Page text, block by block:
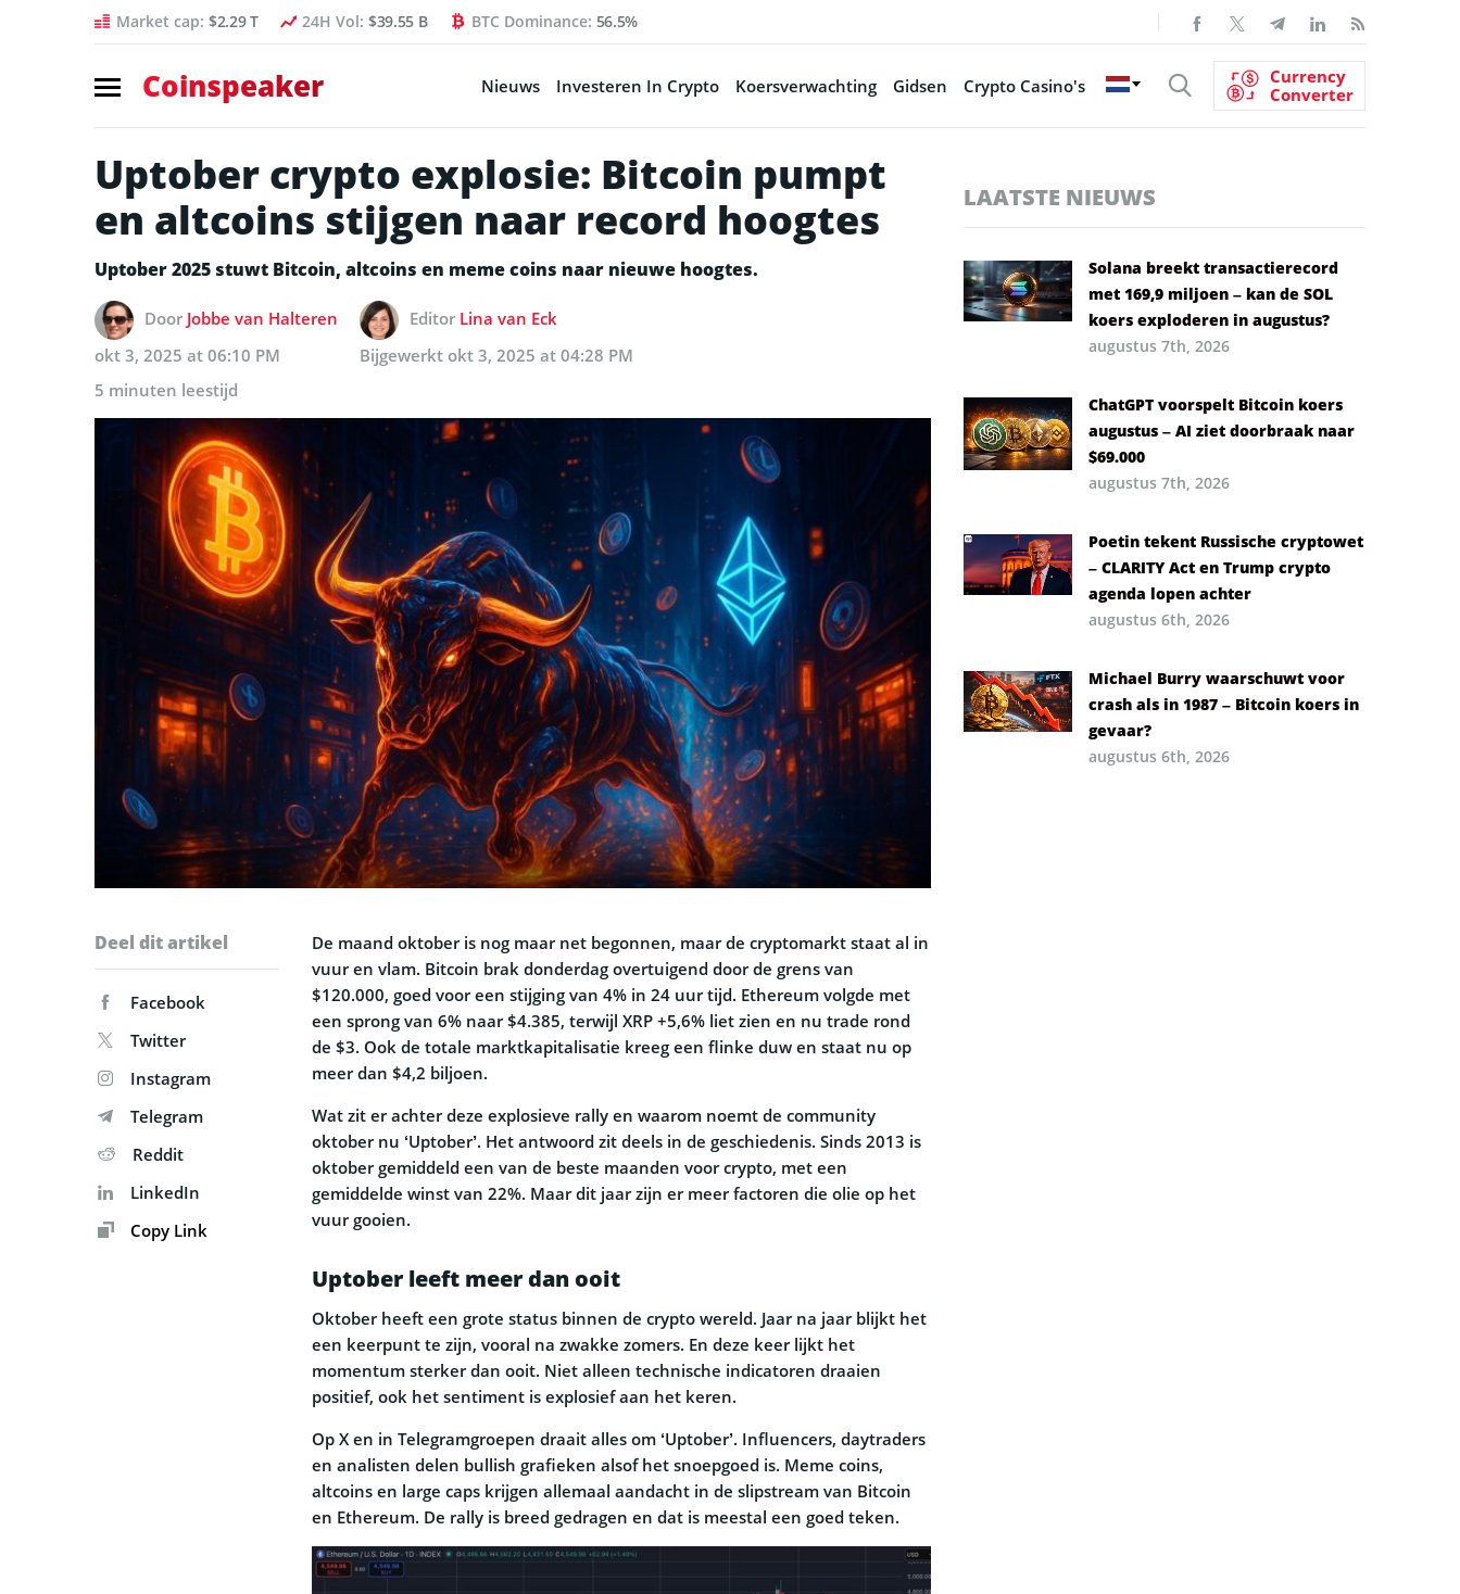
Market cap: $2.29 T 24H Vol: $39.55 B BTC Dominance: 56.5%
Coinspeaker Nieuws Investeren In Crypto Koersverwachting Gidsen Crypto Casino's
Currency
Converter
Uptober crypto explosie: Bitcoin pumpt
en altcoins stijgen naar record hoogtes
Uptober 2025 stuwt Bitcoin, altcoins en meme coins naar nieuwe hoogtes.
Door Jobbe van Halteren Editor Lina van Eck
okt 3, 2025 at 06:10 PM
Bijgewerkt okt 3, 2025 at 04:28 PM
5 minuten leestijd
Deel dit artikel
Facebook
Twitter
Instagram
Telegram
Reddit
LinkedIn
Copy Link
De maand oktober is nog maar net begonnen, maar de cryptomarkt staat al in
vuur en vlam. Bitcoin brak donderdag overtuigend door de grens van
$120.000, goed voor een stijging van 4% in 24 uur tijd. Ethereum volgde met
een sprong van 6% naar $4.385, terwijl XRP +5,6% liet zien en nu trade rond
de $3. Ook de totale marktkapitalisatie kreeg een flinke duw en staat nu op
meer dan $4,2 biljoen.
Wat zit er achter deze explosieve rally en waarom noemt de community
oktober nu ‘Uptober’. Het antwoord zit deels in de geschiedenis. Sinds 2013 is
oktober gemiddeld een van de beste maanden voor crypto, met een
gemiddelde winst van 22%. Maar dit jaar zijn er meer factoren die olie op het
vuur gooien.
Uptober leeft meer dan ooit
Oktober heeft een grote status binnen de crypto wereld. Jaar na jaar blijkt het
een keerpunt te zijn, vooral na zwakke zomers. En deze keer lijkt het
momentum sterker dan ooit. Niet alleen technische indicatoren draaien
positief, ook het sentiment is explosief aan het keren.
Op X en in Telegramgroepen draait alles om ‘Uptober’. Influencers, daytraders
en analisten delen bullish grafieken alsof het snoepgoed is. Meme coins,
altcoins en large caps krijgen allemaal aandacht in de slipstream van Bitcoin
en Ethereum. De rally is breed gedragen en dat is meestal een goed teken.
LAATSTE NIEUWS
Solana breekt transactierecord
met 169,9 miljoen – kan de SOL
koers exploderen in augustus?
augustus 7th, 2026
ChatGPT voorspelt Bitcoin koers
augustus – AI ziet doorbraak naar
$69.000
augustus 7th, 2026
Poetin tekent Russische cryptowet
– CLARITY Act en Trump crypto
agenda lopen achter
augustus 6th, 2026
Michael Burry waarschuwt voor
crash als in 1987 – Bitcoin koers in
gevaar?
augustus 6th, 2026